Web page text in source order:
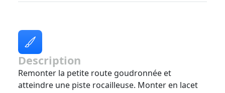
Description
Remonter la petite route goudronnée et
atteindre une piste rocailleuse. Monter en lacet